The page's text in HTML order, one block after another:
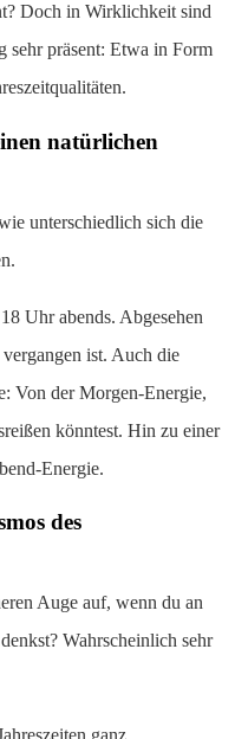
Doch in Wirklichkeit sind
sehr präsent: Etwa in Form
natürlichen
unterschiedlich sich die
Uhr abends. Abgesehen
ist. Auch die
Von der Morgen-Energie,
könntest. Hin zu einer
Energie.
des
Auge auf, wenn du an
Wahrscheinlich sehr